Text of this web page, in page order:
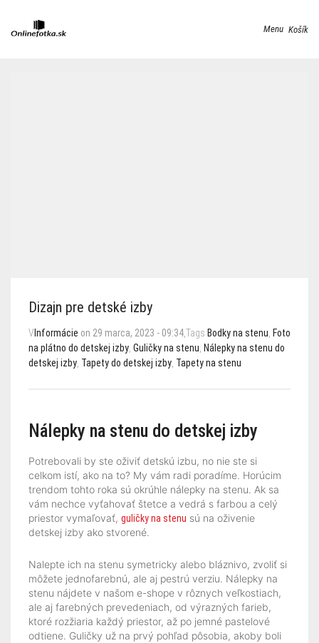
Menu Košík
Dizajn pre detské izby
V Informácie on 29 marca, 2023 - 09:34,Tags Bodky na stenu, Foto
na plátno do detskej izby, Guličky na stenu, Nálepky na stenu do
detskej izby, Tapety do detskej izby, Tapety na stenu
Nálepky na stenu do detskej izby
Potrebovali by ste oživiť detskú izbu, no nie ste si
celkom istí, ako na to? My vám radi poradíme. Horúcim
trendom tohto roka sú okrúhle nálepky na stenu. Ak sa
vám nechce vyťahovať štetce a vedrá s farbou a celý
priestor vymaľovať, guličky na stenu sú na oživenie
detskej izby ako stvorené.
Nalepte ich na stenu symetricky alebo bláznivo, zvoliť si
môžete jednofarebnú, ale aj pestrú verziu. Nálepky na
stenu nájdete v našom e-shope v rôznych veľkostiach,
ale aj farebných prevedeniach, od výrazných farieb,
ktoré rozžiaria každý priestor, až po jemné pastelové
odtiene. Guličky už na prvý pohľad pôsobia, akoby boli